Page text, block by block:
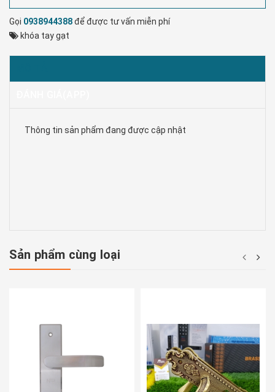
Gọi 0938944388để được tư vấn miễn phí
khóa tay gạt
Thông tin sản phẩm đang được cập nhật
Sản phẩm cùng loại